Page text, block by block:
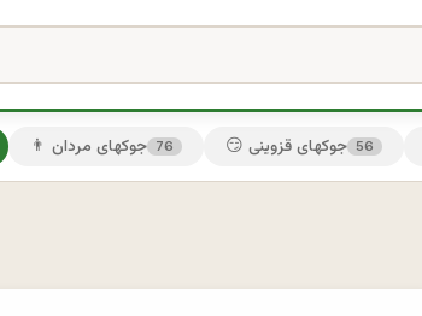
👨 جوکهای مردان 76 😏 جوکهای قزوینی 56